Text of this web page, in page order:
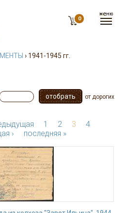
0
› 1941-1945 гг.
от дорогих
1 2 3
4
›
последняя »